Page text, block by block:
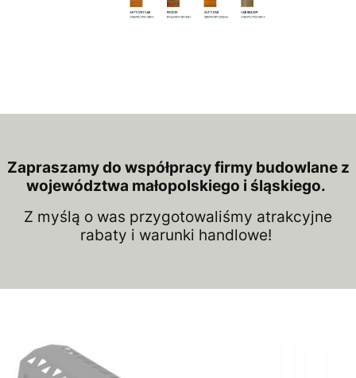
Zapraszamy do współpracy firmy budowlane z
województwa małopolskiego i śląskiego.
Z myślą o was przygotowaliśmy atrakcyjne
rabaty i warunki handlowe!